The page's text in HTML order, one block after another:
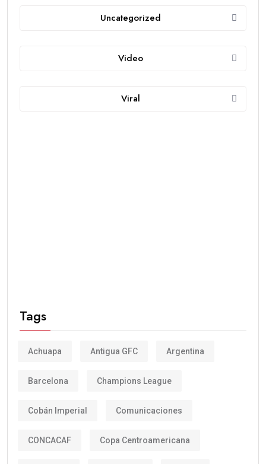
Uncategorized
Video
Viral
Tags
Achuapa Antigua GFC Argentina
Barcelona Champions League
Cobán Imperial Comunicaciones
CONCACAF Copa Centroamericana